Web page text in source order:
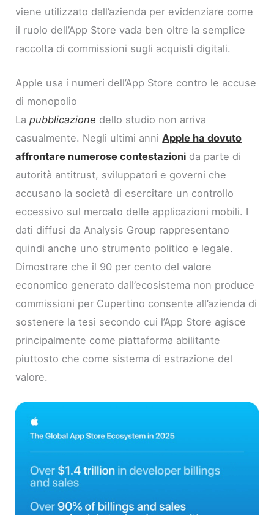
viene utilizzato dall’azienda per evidenziare come
il ruolo dell’App Store vada ben oltre la semplice
raccolta di commissioni sugli acquisti digitali.
Apple usa i numeri dell’App Store contro le accuse
di monopolio
Lapubblicazione dello studio non arriva
casualmente. Negli ultimi anniApple ha dovuto
affrontare numerose contestazioni da parte di
autorità antitrust, sviluppatori e governi che
accusano la società di esercitare un controllo
eccessivo sul mercato delle applicazioni mobili. I
dati diffusi da Analysis Group rappresentano
quindi anche uno strumento politico e legale.
Dimostrare che il 90 per cento del valore
economico generato dall’ecosistema non produce
commissioni per Cupertino consente all’azienda di
sostenere la tesi secondo cui l’App Store agisce
principalmente come piattaforma abilitante
piuttosto che come sistema di estrazione del
valore.